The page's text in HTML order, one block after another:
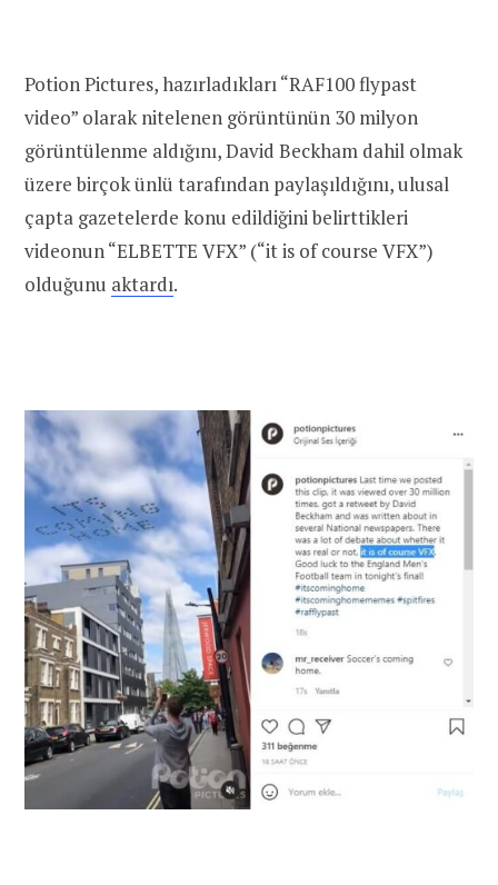
Potion Pictures, hazırladıkları “RAF100 flypast
video” olarak nitelenen görüntünün 30 milyon
görüntülenme aldığını, David Beckham dahil olmak
üzere birçok ünlü tarafından paylaşıldığını, ulusal
çapta gazetelerde konu edildiğini belirttikleri
videonun “ELBETTE VFX” (“it is of course VFX”)
olduğunu aktardı.